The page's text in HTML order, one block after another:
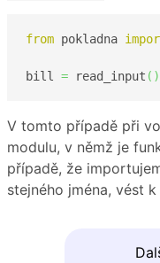
from pokladna
bill = read_input ( )
V tomto případě při
modulu, v němž je
případě, že
stejného jména, vést